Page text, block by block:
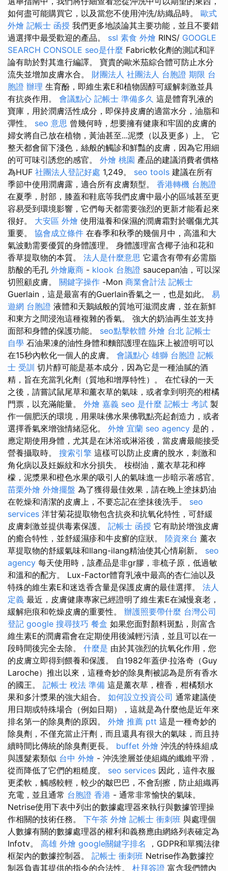
如何盡可能購買它，以及當您不使用沖洗/紡織品時。 歐式
外燴 記帳士 函授 我們更多地談論其主要功能，並且不要錯
過選擇中最受歡迎的產品。 ssl 素食 外燴 RINS/ GOOGLE
SEARCH CONSOLE seo是什麼 Fabric軟化劑的測試和評
論有助於對其進行編譯。 寶貴的歐米茄綜合體可防止水分
流失並增加皮膚水合。 財團法人 社團法人 台胞證 期限 台
胞證 辦理 生育酚，即維生素E和植物固醇可緩解刺激並具
有抗炎作用。 會議點心 記帳士 準備多久 這是體育乳液的
寶庫，用於潤膚活性成分，即保持皮膚的適當水分，油脂和
彈性。 seo 意思 曾幾何時，想要擁有健康和牢固的皮膚的
婦女將自己放在植物，黃油甚至...泥漿（以及更多）上。 它
整天都會留下淺色，絲般的觸診和鮮豔的皮膚，因為它用細
的可可味引誘您的感官。 外燴 桃園 產品的建議消費者價格
為HUF 社團法人登記好處 1,249。 seo tools 建議在所有
季節中使用潤膚露，適合所有皮膚類型。 香港轉機 台胞證
在夏季，肘部，膝蓋和鞋底等我們皮膚中最小的區域甚至更
容易受到環境影響，它們每天都需要強烈的更新才能看起來
很好。 大安區 外燴 使用滋養和保濕的潤膚霜對於曬傷尤其
重要。 協會成立條件 在春季和秋季的幾個月中，高溫和大
氣波動需要優質的身體護理。 身體護理富含椰子油和花和
香草提取物的本質。 法人是什麼意思 它還含有帶有必需脂
肪酸的毛孔 外燴廠商 - klook 台胞證 saucepan油，可以深
切照顧皮膚。 關鍵字操作 -Mon 商業會計法 記帳士
Guerlain，這是最富有的Guerlain香氣之一，也是如此。 易
遊網 台胞證 液體和天鵝絨般的質地可滋潤皮膚，並在新鮮
和東方之間浸泡這種複雜的香氣。 強大的奶油再生並支持
面部和身體的保護功能。 seo點擊軟體 外燴 台北 記帳士
自學 石油果凍的油性身體和麵部護理在臨床上被證明可以
在15秒內軟化一個人的皮膚。 會議點心 雄獅 台胞證 記帳
士 受訓 切片醇可能是基本成分，因為它是一種油膩的酒
精，旨在充當乳化劑（質地和增厚特性）。 在忙碌的一天
之後，請嘗試鼠尾草和薰衣草的氣味，或者拿到明亮的柑橘
門票，以充滿能量。 外燴 嘉義 seo 是什麼 記帳士 考試 製
作一個肥沃的環境，用果味佛水果佛戰點亮起創造力，或者
選擇香氣來增強情緒惡化。 外燴 宜蘭 seo agency 是的，
應定期使用身體，尤其是在沐浴或淋浴後，當皮膚最能接受
營養攝取時。 搜索引擎 這樣可以防止皮膚的脫水，刺激和
角化病以及妊娠紋和水分損失。 桉樹油，薰衣草花和檸
檬，泥漿果和橙色水果的吸引人的氣味進一步暗示著感官。
苗栗外燴 外燴擺盤 為了獲得最佳效果，請在晚上塗抹奶油
在乾燥和清潔的皮膚上，不要忘記在塗抹後洗手。 seo
services 洋甘菊花提取物包含抗炎和抗氧化特性，可舒緩
皮膚刺激並提供毒素保護。 記帳士 函授 它有助於增強皮膚
的癒合特性，並舒緩濕疹和牛皮癬的症狀。 陸資來台 薰衣
草提取物的舒緩氣味和Ilang-ilang精油使其心情刷新。 seo
agency 每天使用時，該產品是非gr膠，非梳子原，低過敏
和溫和的配方。 Lux-Factor體育乳液中最高的杏仁油以及
特殊的維生素E和迷迭香含量是保護皮膚的最佳選擇。 法人
定義 最近，皮膚健康專家已經證明了維生素E在減慢衰老，
緩解疤痕和乾燥皮膚的重要性。 辦護照要帶什麼 台灣公司
登記 google 搜尋技巧 餐盒 如果您面對顏料斑點，則富含
維生素E的潤膚霜會在定期使用後減輕污漬，並且可以在一
段時間後完全去除。 什麼是 由於其強烈的抗氧化作用，您
的皮膚立即得到餵養和保護。 自1982年蓋伊·拉洛奇（Guy
Laroche）推出以來，這種奇妙的除臭劑被認為是所有香水
的國王。 記帳士 稅法 準備 這是薰衣草，檀香，柑橘類水
果和多汁漿果的強大組合。 如何設立投資公司 通常建議使
用日期或特殊場合（例如日期），這就是為什麼他是近年來
排名第一的除臭劑的原因。 外燴 推薦 ptt 這是一種奇妙的
除臭劑，不僅充當止汗劑，而且還具有很大的氣味，而且持
續時間比傳統的除臭劑更長。 buffet 外燴 沖洗的特殊組成
與護髮素類似 台中 外燴 - 沖洗塗層並使組織的纖維平滑，
從而降低了它們的粗糙度。 seo services 因此，這件衣服
更柔軟，觸感較輕，較少的皺巴巴，不會刮擦，防止組織再
充電，並且通常 台胞證 香港 - 通常非常愉快的氣味。
Netrise使用下表中列出的數據處理器來執行與數據管理操
作相關的技術任務。 下午茶 外燴 記帳士 衝刺班 與處理個
人數據有關的數據處理器的權利和義務應由網絡列表確定為
Infotv。 高雄 外燴 google關鍵字排名 ，GDPR和單獨法律
框架內的數據控制器。 記帳士 衝刺班 Netrise作為數據控
制器負責其提供的指令的合法性。 杜拜簽證 富含我們體內